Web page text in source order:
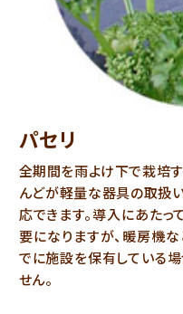
パセリ
全期間を雨よけ下で栽培
んどが軽量な器具の取扱
応できます。導入にあた
要になりますが、暖房機
でに施設を保有している
せん。